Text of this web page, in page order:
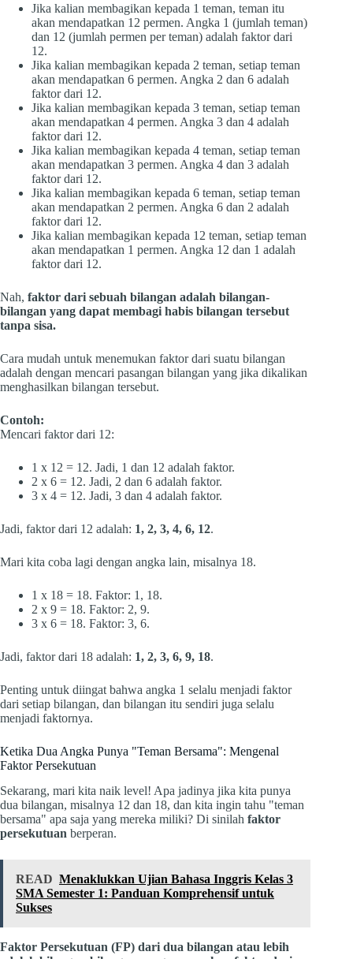
Jika kalian membagikan kepada 1 teman, teman itu
akan mendapatkan 12 permen. Angka 1 (jumlah teman)
dan 12 (jumlah permen per teman) adalah faktor dari
12.
Jika kalian membagikan kepada 2 teman, setiap teman
akan mendapatkan 6 permen. Angka 2 dan 6 adalah
faktor dari 12.
Jika kalian membagikan kepada 3 teman, setiap teman
akan mendapatkan 4 permen. Angka 3 dan 4 adalah
faktor dari 12.
Jika kalian membagikan kepada 4 teman, setiap teman
akan mendapatkan 3 permen. Angka 4 dan 3 adalah
faktor dari 12.
Jika kalian membagikan kepada 6 teman, setiap teman
akan mendapatkan 2 permen. Angka 6 dan 2 adalah
faktor dari 12.
Jika kalian membagikan kepada 12 teman, setiap teman
akan mendapatkan 1 permen. Angka 12 dan 1 adalah
faktor dari 12.
Nah, faktor dari sebuah bilangan adalah bilangan-
bilangan yang dapat membagi habis bilangan tersebut
tanpa sisa.
Cara mudah untuk menemukan faktor dari suatu bilangan
adalah dengan mencari pasangan bilangan yang jika dikalikan
menghasilkan bilangan tersebut.
Contoh:
Mencari faktor dari 12:
1 x 12 = 12. Jadi, 1 dan 12 adalah faktor.
2 x 6 = 12. Jadi, 2 dan 6 adalah faktor.
3 x 4 = 12. Jadi, 3 dan 4 adalah faktor.
Jadi, faktor dari 12 adalah: 1, 2, 3, 4, 6, 12.
Mari kita coba lagi dengan angka lain, misalnya 18.
1 x 18 = 18. Faktor: 1, 18.
2 x 9 = 18. Faktor: 2, 9.
3 x 6 = 18. Faktor: 3, 6.
Jadi, faktor dari 18 adalah: 1, 2, 3, 6, 9, 18.
Penting untuk diingat bahwa angka 1 selalu menjadi faktor
dari setiap bilangan, dan bilangan itu sendiri juga selalu
menjadi faktornya.
Ketika Dua Angka Punya "Teman Bersama": Mengenal
Faktor Persekutuan
Sekarang, mari kita naik level! Apa jadinya jika kita punya
dua bilangan, misalnya 12 dan 18, dan kita ingin tahu "teman
bersama" apa saja yang mereka miliki? Di sinilah faktor
persekutuan berperan.
READ Menaklukkan Ujian Bahasa Inggris Kelas 3
SMA Semester 1: Panduan Komprehensif untuk
Sukses
Faktor Persekutuan (FP) dari dua bilangan atau lebih